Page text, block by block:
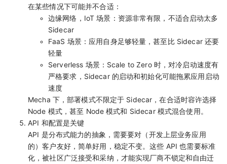
在某些情况下可能并不合适：
边缘网络，IoT 场景：资源非常有限，不适合启动太多
Sidecar
FaaS 场景：应用自身足够轻量，甚至比 Sidecar 还要
轻量
Serverless 场景：Scale to Zero 时，对冷启动速度有
严格要求，Sidecar 的启动和初始化可能拖累应用启动
速度
Mecha 下，部署模式不限定于 Sidecar，在合适时容许选择
Node 模式，甚至 Node 模式和 Sidecar 模式混合使用。
API 和配置是关键
API 是分布式能力的抽象，需要要对（开发上层业务应用
的）客户友好，简单好用，稳定不变。这些 API 也需要标准
化，被社区广泛接受和采纳，才能实现厂商不锁定和自由迁